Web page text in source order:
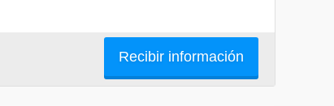
Recibir información